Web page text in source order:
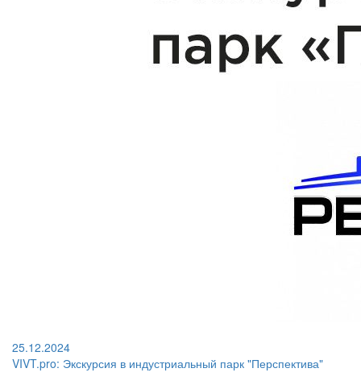
25.12.2024
VIVT.pro: Экскурсия в индустриальный парк "Перспектива"